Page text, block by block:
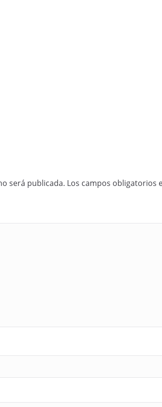
será publicada. Los campos obligatorios